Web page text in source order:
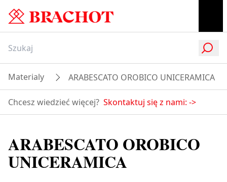
Materialy ARABESCATO OROBICO UNICERAMICA
Chcesz wiedzieć więcej? Skontaktuj się z nami: ->
ARABESCATO OROBICO
UNICERAMICA